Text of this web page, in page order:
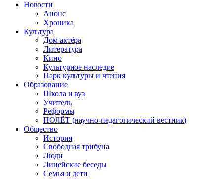
Новости
Анонс
Хроника
Культура
Дом актёра
Литература
Кино
Культурное наследие
Парк культуры и чтения
Образование
Школа и вуз
Учитель
Реформы
ПОЛЁТ (научно-педагогический вестник)
Общество
История
Свободная трибуна
Люди
Лицейские беседы
Семья и дети